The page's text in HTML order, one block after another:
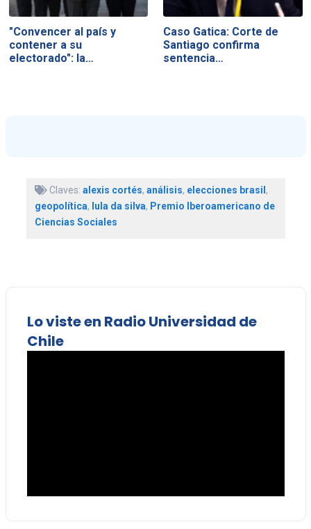
"Convencer al país y
contener a su
electorado": la…
Caso Gatica: Corte de
Santiago confirma
sentencia…
Claves: alexis cortés, análisis, elecciones brasil ,
geopolítica, lula da silva, Premio Iberoamericano de
Ciencias Sociales
Lo viste en Radio Universidad de
Chile